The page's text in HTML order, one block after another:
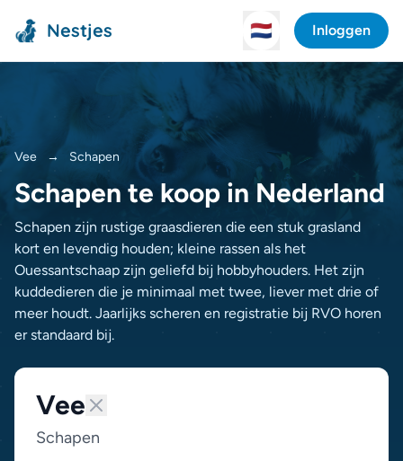
Nestjes 🇳🇱 Inloggen
Vee → Schapen
Schapen te koop in Nederland
Schapen zijn rustige graasdieren die een stuk grasland
kort en levendig houden; kleine rassen als het
Ouessantschaap zijn geliefd bij hobbyhouders. Het zijn
kuddedieren die je minimaal met twee, liever met drie of
meer houdt. Jaarlijks scheren en registratie bij RVO horen
er standaard bij.
Vee
Schapen